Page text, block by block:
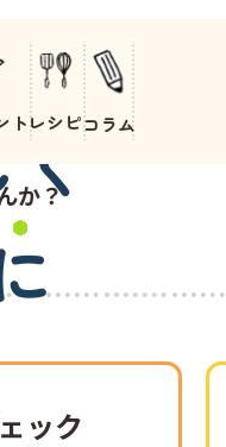
トレシピコラム
く
か？
ック